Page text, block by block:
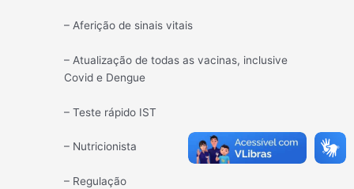
– Aferição de sinais vitais
– Atualização de todas as vacinas, inclusive
Covid e Dengue
– Teste rápido IST
– Nutricionista
– Regulação